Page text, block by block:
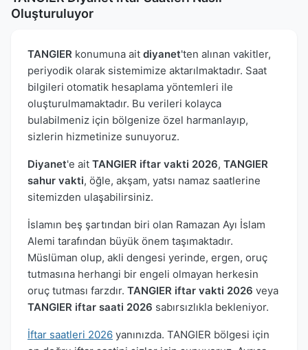
Oluşturuluyor
TANGIER konumuna ait diyanet'ten alınan vakitler,
periyodik olarak sistemimize aktarılmaktadır. Saat
bilgileri otomatik hesaplama yöntemleri ile
oluşturulmamaktadır. Bu verileri kolayca
bulabilmeniz için bölgenize özel harmanlayıp,
sizlerin hizmetinize sunuyoruz.
Diyanet'e ait TANGIER iftar vakti 2026, TANGIER
sahur vakti, öğle, akşam, yatsı namaz saatlerine
sitemizden ulaşabilirsiniz.
İslamın beş şartından biri olan Ramazan Ayı İslam
Alemi tarafından büyük önem taşımaktadır.
Müslüman olup, akli dengesi yerinde, ergen, oruç
tutmasına herhangi bir engeli olmayan herkesin
oruç tutması farzdır. TANGIER iftar vakti 2026 veya
TANGIER iftar saati 2026 sabırsızlıkla bekleniyor.
İftar saatleri 2026 yanınızda. TANGIER bölgesi için